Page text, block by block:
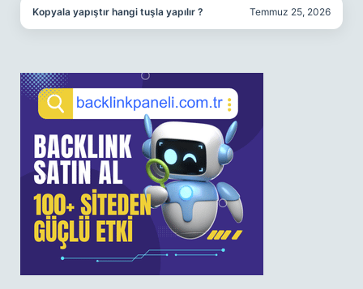
Kopyala yapıştır hangi tuşla yapılır ? Temmuz 25, 2026